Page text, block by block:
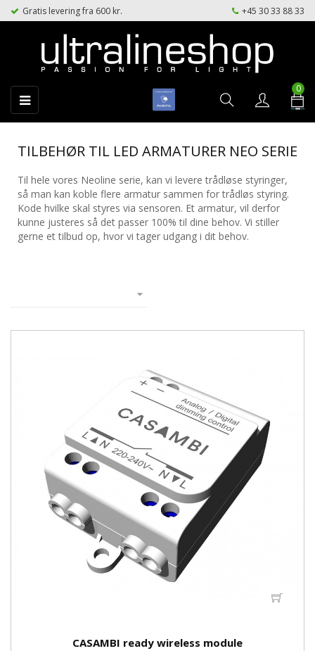
Gratis levering fra 600 kr. +45 30 33 88 33
Toggle
navigation
☰
0
TILBEHØR TIL LED ARMATURER NEO SERIE
Til hele vores Neoline serie, kan vi levere trådløse styringer,
så man kan koble flere armatur sammen for trådløs styring.
Kode hvilke skal styres via sensoren. Et armatur, vil derfor
kunne justeres så det passer 100% til dine behov. Vi stiller
gerne et tilbud op, hvor vi tager udgang i dit behov.

CASAMBI ready wireless module